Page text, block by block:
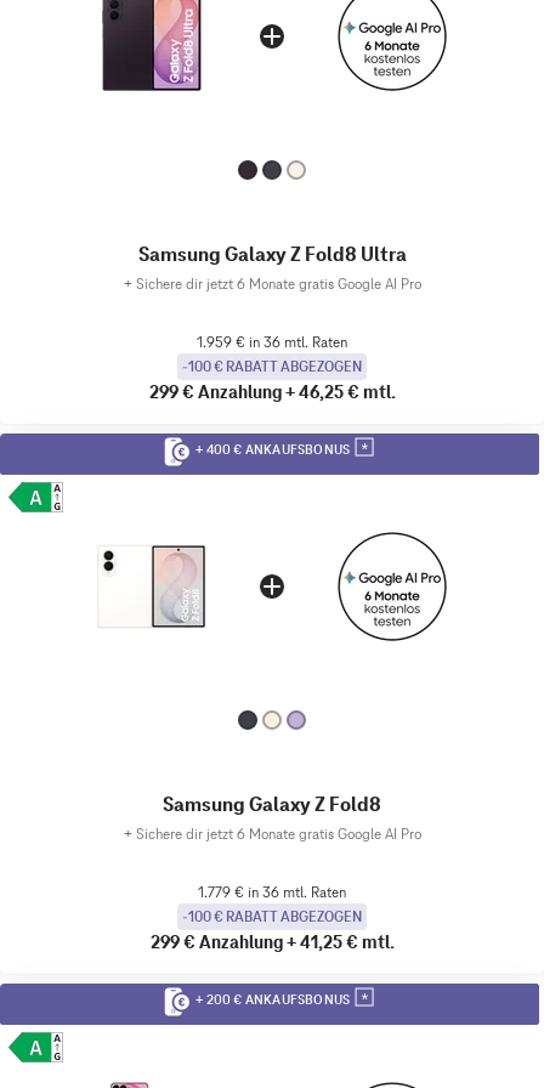
Samsung Galaxy Z Fold8 Ultra
+ Sichere dir jetzt 6 Monate gratis Google AI Pro
1.959 € in 36 mtl. Raten
-100 € RABATT ABGEZOGEN
299 € Anzahlung+46,25 € mtl.
+ 400 € ANKAUFSBONUS
Samsung Galaxy Z Fold8
+ Sichere dir jetzt 6 Monate gratis Google AI Pro
1.779 € in 36 mtl. Raten
-100 € RABATT ABGEZOGEN
299 € Anzahlung+41,25 € mtl.
+ 200 € ANKAUFSBONUS